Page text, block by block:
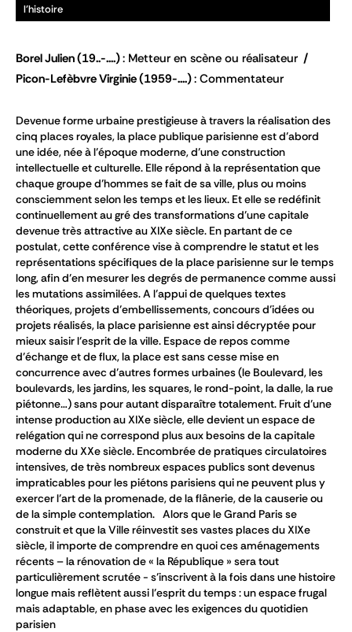
l'histoire
Borel Julien(19..-....) Metteur en scène ou réalisateur
Picon-Lefèbvre Virginie(1959-....) Commentateur
Devenue forme urbaine prestigieuse à travers la réalisation des
cinq places royales, la place publique parisienne est d’abord
une idée, née à l’époque moderne, d’une construction
intellectuelle et culturelle. Elle répond à la représentation que
chaque groupe d’hommes se fait de sa ville, plus ou moins
consciemment selon les temps et les lieux. Et elle se redéfinit
continuellement au gré des transformations d’une capitale
devenue très attractive au XIXe siècle. En partant de ce
postulat, cette conférence vise à comprendre le statut et les
représentations spécifiques de la place parisienne sur le temps
long, afin d’en mesurer les degrés de permanence comme aussi
les mutations assimilées. A l’appui de quelques textes
théoriques, projets d’embellissements, concours d’idées ou
projets réalisés, la place parisienne est ainsi décryptée pour
mieux saisir l’esprit de la ville. Espace de repos comme
d’échange et de flux, la place est sans cesse mise en
concurrence avec d’autres formes urbaines (le Boulevard, les
boulevards, les jardins, les squares, le rond-point, la dalle, la rue
piétonne…) sans pour autant disparaître totalement. Fruit d’une
intense production au XIXe siècle, elle devient un espace de
relégation qui ne correspond plus aux besoins de la capitale
moderne du XXe siècle. Encombrée de pratiques circulatoires
intensives, de très nombreux espaces publics sont devenus
impraticables pour les piétons parisiens qui ne peuvent plus y
exercer l’art de la promenade, de la flânerie, de la causerie ou
de la simple contemplation. Alors que le Grand Paris se
construit et que la Ville réinvestit ses vastes places du XIXe
siècle, il importe de comprendre en quoi ces aménagements
récents – la rénovation de « la République » sera tout
particulièrement scrutée - s’inscrivent à la fois dans une histoire
longue mais reflètent aussi l’esprit du temps : un espace frugal
mais adaptable, en phase avec les exigences du quotidien
parisien